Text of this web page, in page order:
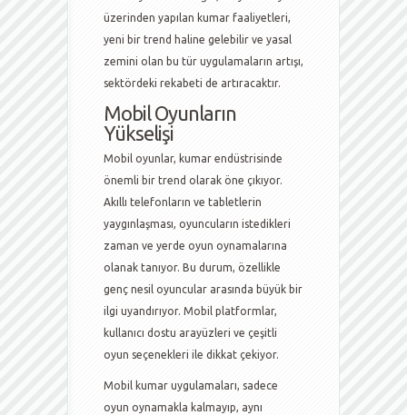
üzerinden yapılan kumar faaliyetleri,
yeni bir trend haline gelebilir ve yasal
zemini olan bu tür uygulamaların artışı,
sektördeki rekabeti de artıracaktır.
Mobil Oyunların
Yükselişi
Mobil oyunlar, kumar endüstrisinde
önemli bir trend olarak öne çıkıyor.
Akıllı telefonların ve tabletlerin
yaygınlaşması, oyuncuların istedikleri
zaman ve yerde oyun oynamalarına
olanak tanıyor. Bu durum, özellikle
genç nesil oyuncular arasında büyük bir
ilgi uyandırıyor. Mobil platformlar,
kullanıcı dostu arayüzleri ve çeşitli
oyun seçenekleri ile dikkat çekiyor.
Mobil kumar uygulamaları, sadece
oyun oynamakla kalmayıp, aynı